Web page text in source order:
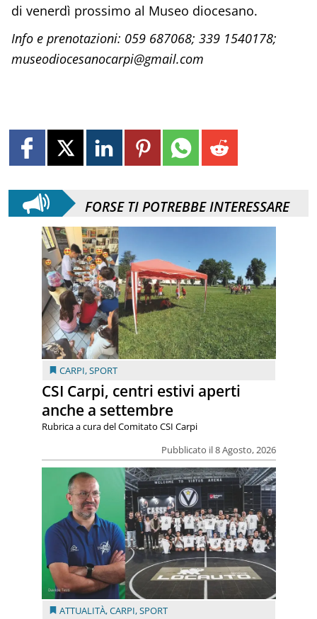
di venerdì prossimo al Museo diocesano.
Info e prenotazioni: 059 687068; 339 1540178;
museodiocesanocarpi@gmail.com
FORSE TI POTREBBE INTERESSARE
CARPI,SPORT
CSI Carpi, centri estivi aperti
anche a settembre
Pubblicato il 8 Agosto, 2026
Rubrica a cura del Comitato CSI Carpi
ATTUALITÀ,CARPI,SPORT